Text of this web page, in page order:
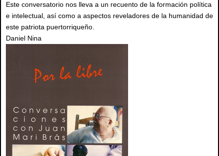
Este conversatorio nos lleva a un recuento de la formación política
e intelectual, así como a aspectos reveladores de la humanidad de
este patriota puertorriqueño.
Daniel Nina